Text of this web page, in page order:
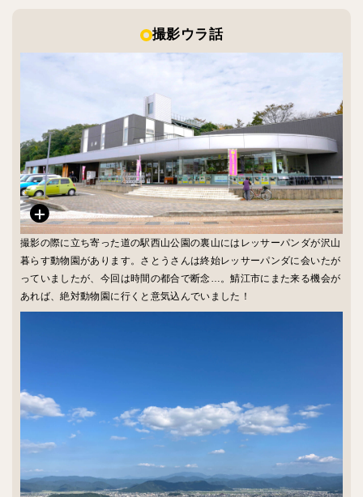
撮影ウラ話
撮影の際に立ち寄った道の駅西山公園の裏山にはレッサーパンダが沢山
暮らす動物園があります。さとうさんは終始レッサーパンダに会いたが
っていましたが、今回は時間の都合で断念…。鯖江市にまた来る機会が
あれば、絶対動物園に行くと意気込んでいました！